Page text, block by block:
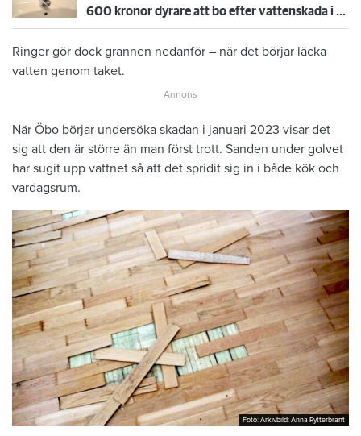
600 kronor dyrare att bo efter vattenskada i Varberg
Ringer gör dock grannen nedanför – när det börjar läcka
vatten genom taket.
När Öbo börjar undersöka skadan i januari 2023 visar det
sig att den är större än man först trott. Sanden under golvet
har sugit upp vattnet så att det spridit sig in i både kök och
vardagsrum.
Foto: Arkivbild: Anna Rytterbrant
Foto: Arkivbild: Anna Rytterbrant